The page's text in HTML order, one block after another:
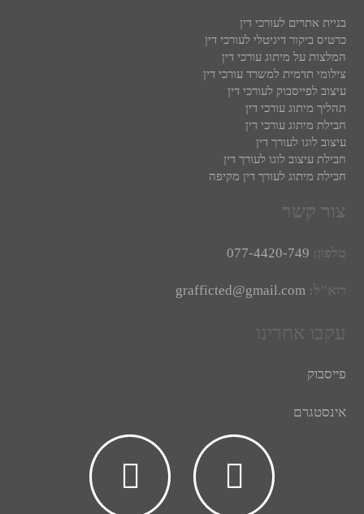
בניית אתרים לעורכי דין
כרטיס ביקור דיגיטלי לעורכי דין
המלצות על מיתוג עורכי דין
צילומי תדמית למשרד עורכי דין
עיצוב לפייסבוק לעורכי דין
תהליך מיתוג עורכי דין
חבילת מיתוג עורכי דין
עיצוב לוגו לעורך דין
חבילת עיצוב לוגו לעורך דין
חבילת מיתוג לעורך דין מקיפה
צור קשר
טלפון: 077-4420-749
דוא"ל:grafficted@gmail.com
עקבו אחרינו
פייסבוק
אינסטגרם